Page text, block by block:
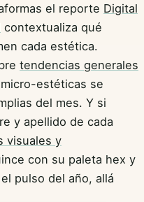
el reporte Digital
contextualiza qué
cada estética.
tendencias generales
estéticas se
del mes. Y si
y apellido de cada
visuales y
con su paleta hex y
pulso del año, allá